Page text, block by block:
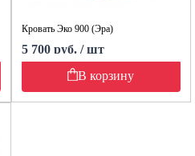
Кровать Эко 900 (Эра)
5 700 руб. / шт
В корзину